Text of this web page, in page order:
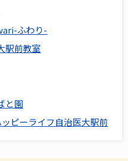
ふわり-
駅前教室
と園
ピーライフ自治医大駅前